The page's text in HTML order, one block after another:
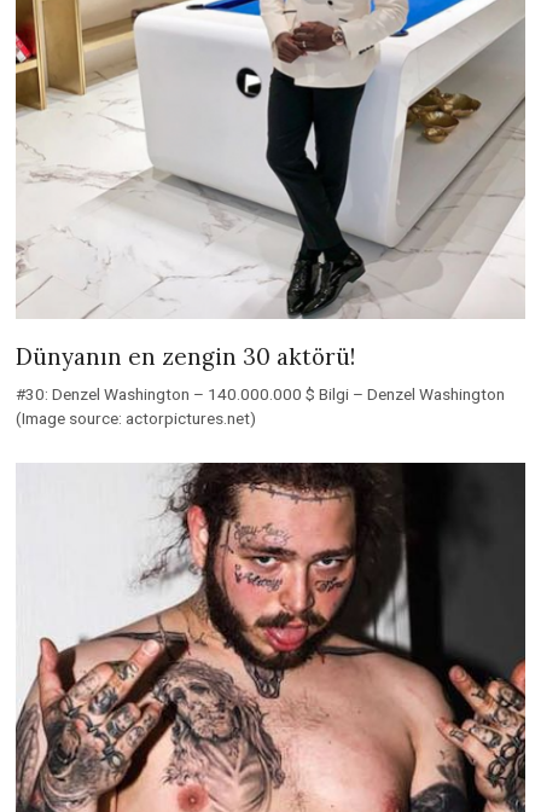
Dünyanın en zengin 30 aktörü!
#30: Denzel Washington – 140.000.000 $ Bilgi – Denzel Washington
(Image source: actorpictures.net)